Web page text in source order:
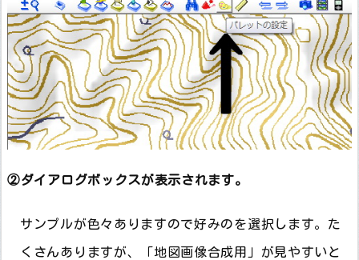
②ダイアログボックスが表示されます。
サンプルが色々ありますので好みのを選択します。た
くさんありますが、「地図画像合成用」が見やすいと